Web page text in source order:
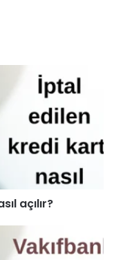
açılır?